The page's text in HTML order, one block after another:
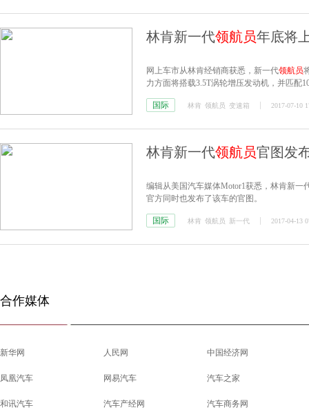
林肯新一代领航员年底将
网上车市从林肯经销商获悉，新一代领航员
力方面将搭载3.5T涡轮增压发动机，并匹配
国际 林肯 领航员 变速箱 2017-07-10
林肯新一代领航员官图发
编辑从美国汽车媒体Motor1获悉，林肯新一
官方同时也发布了该车的官图。
国际 林肯 领航员 新一代 2017-04-13
合作媒体
新华网 人民网 中国经济网
凤凰汽车 网易汽车 汽车之家
和讯汽车 汽车产经网 汽车商务网